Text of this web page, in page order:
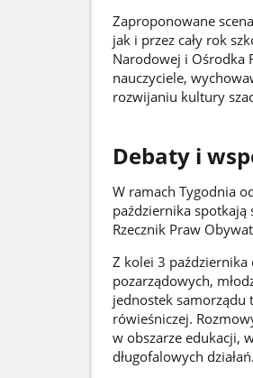
Zaproponowane
jak i przez cały rok
Narodowej i Ośrodka
nauczyciele,
rozwijaniu kultury
Debaty i
W ramach Tygodnia
października spotkają
Rzecznik Praw
Z kolei 3 października
pozarządowych,
jednostek samorządu
rówieśniczej.
w obszarze edukacji,
długofalowych działań.